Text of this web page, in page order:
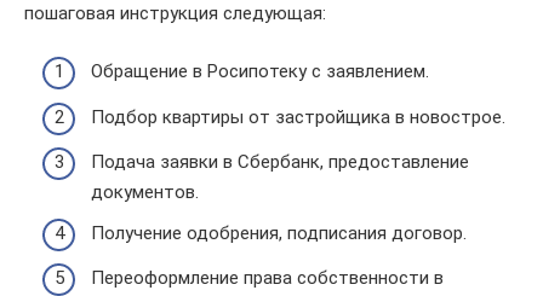
пошаговая инструкция следующая:
Обращение в Росипотеку с заявлением.
Подбор квартиры от застройщика в новострое.
Подача заявки в Сбербанк, предоставление
документов.
Получение одобрения, подписания договор.
Переоформление права собственности в